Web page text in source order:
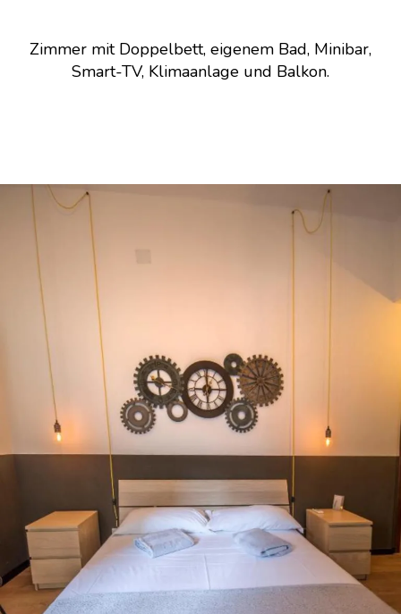
Zimmer mit Doppelbett, eigenem Bad, Minibar,
Smart-TV, Klimaanlage und Balkon.